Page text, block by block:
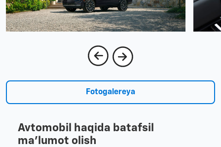
Fotogalereya
Avtomobil haqida batafsil
ma'lumot olish